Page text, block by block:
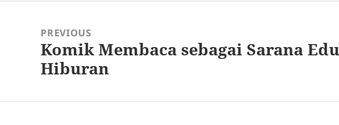
navigationPREVIOUS
Previous
post:
Komik Membaca sebagai Sarana
Hiburan